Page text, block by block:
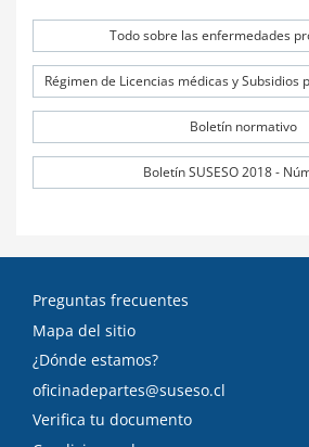
Todo sobre las enfermedades
Boletín normativo
Boletín SUSESO 2018 -
Preguntas frecuentes
Mapa del sitio
¿Dónde estamos?
oficinadepartes@suseso.cl
Verifica tu documento